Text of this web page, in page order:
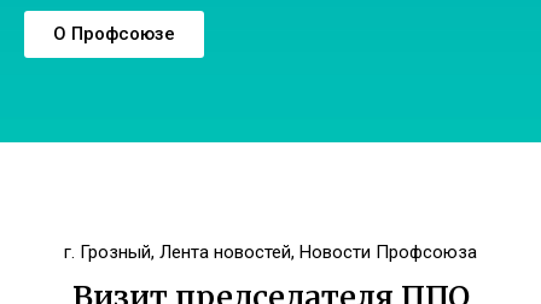
О Профсоюзе
г. Грозный, Лента новостей, Новости Профсоюза